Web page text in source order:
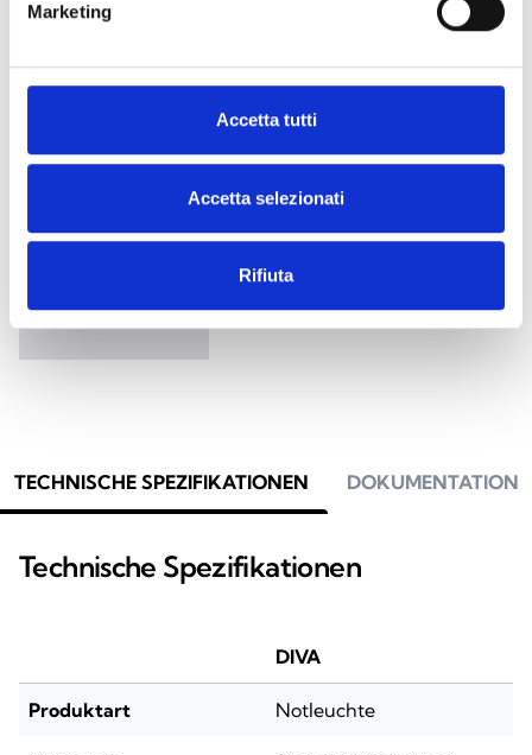
Marketing
Accetta tutti
Accetta selezionati
Rifiuta
Stromversorgung
DALI
Leuchte mit nicht proprietärer
digitaler Schnittstelle gemäß EN
62386
TECHNISCHE SPEZIFIKATIONEN DOKUMENTATION
Technische Spezifikationen
DIVA
Produktart Notleuchte